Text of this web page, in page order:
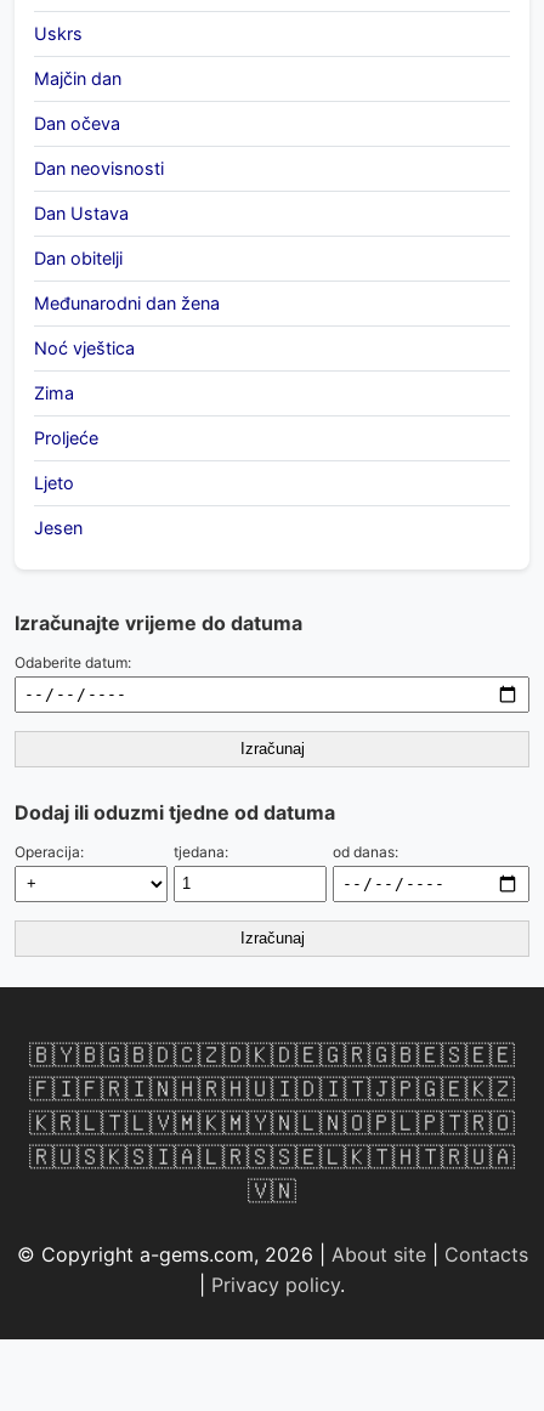
Uskrs
Majčin dan
Dan očeva
Dan neovisnosti
Dan Ustava
Dan obitelji
Međunarodni dan žena
Noć vještica
Zima
Proljeće
Ljeto
Jesen
Izračunajte vrijeme do datuma
Odaberite datum:
Izračunaj
Dodaj ili oduzmi tjedne od datuma
Operacija: tjedana: od danas:
Izračunaj
🇧🇾🇧🇬🇧🇩🇨🇿🇩🇰🇩🇪🇬🇷🇬🇧🇪🇸🇪🇪
🇫🇮🇫🇷🇮🇳🇭🇷🇭🇺🇮🇩🇮🇹🇯🇵🇬🇪🇰🇿
🇰🇷🇱🇹🇱🇻🇲🇰🇲🇾🇳🇱🇳🇴🇵🇱🇵🇹🇷🇴
🇷🇺🇸🇰🇸🇮🇦🇱🇷🇸🇸🇪🇱🇰🇹🇭🇹🇷🇺🇦
🇻🇳
© Copyright a-gems.com, 2026 | About site| Contacts
Privacy policy.